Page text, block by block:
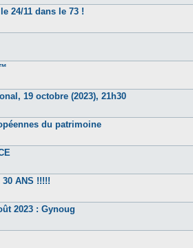
24/11 dans le 73 !
19 octobre (2023), 21h30
du patrimoine
30 ANS !!!!!
2023 : Gynoug